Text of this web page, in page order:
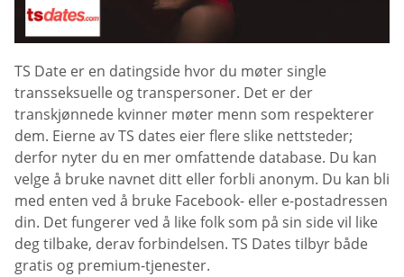
TS Date er en datingside hvor du møter single
transseksuelle og transpersoner. Det er der
transkjønnede kvinner møter menn som respekterer
dem. Eierne av TS dates eier flere slike nettsteder;
derfor nyter du en mer omfattende database. Du kan
velge å bruke navnet ditt eller forbli anonym. Du kan bli
med enten ved å bruke Facebook- eller e-postadressen
din. Det fungerer ved å like folk som på sin side vil like
deg tilbake, derav forbindelsen. TS Dates tilbyr både
gratis og premium-tjenester.